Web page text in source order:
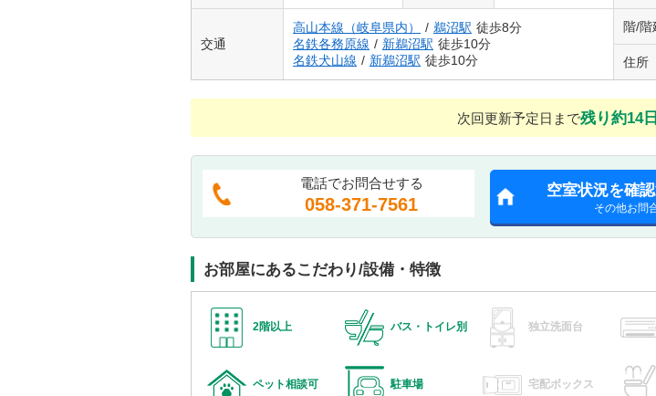
交通
高山本線（岐阜県内） / 鵜沼駅 徒歩8分
名鉄各務原線 / 新鵜沼駅 徒歩10分
名鉄犬山線 / 新鵜沼駅 徒歩10分
階/階
住所
次回更新予定日まで残り約14
電話でお問合せする
058-371-7561
空室状況を確
その他お問
お部屋にあるこだわり/設備・特徴
2階以上 バス・トイレ別 独立洗面台
ペット相談可 駐車場 宅配ボックス